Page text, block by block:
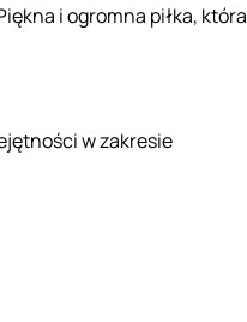
i ogromna piłka, która
w zakresie